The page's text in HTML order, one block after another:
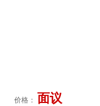
价格： 面议